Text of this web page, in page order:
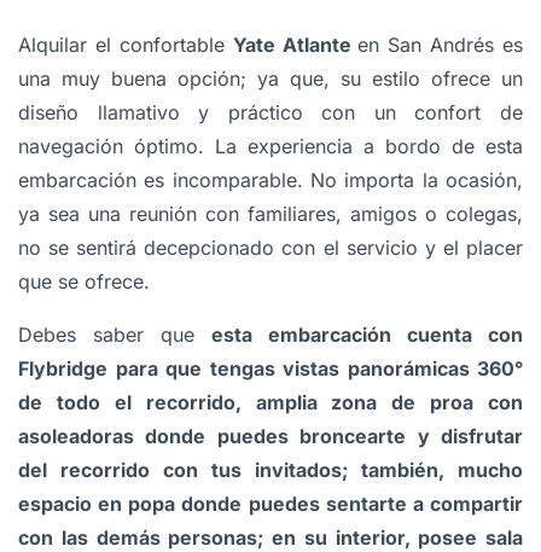
Alquilar el confortable Yate Atlanteen San Andrés es
una muy buena opción; ya que, su estilo ofrece un
diseño llamativo y práctico con un confort de
navegación óptimo. La experiencia a bordo de esta
embarcación es incomparable. No importa la ocasión,
ya sea una reunión con familiares, amigos o colegas,
no se sentirá decepcionado con el servicio y el placer
que se ofrece.
Debes saber que esta embarcación cuenta con
Flybridge para que tengas vistas panorámicas 360°
de todo el recorrido, amplia zona de proa con
asoleadoras donde puedes broncearte y disfrutar
del recorrido con tus invitados; también, mucho
espacio en popa donde puedes sentarte a compartir
con las demás personas; en su interior, posee sala